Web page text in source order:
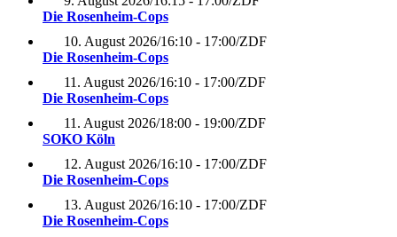
Die Rosenheim-Cops
10. August 2026/16:10 - 17:00/ZDF
Die Rosenheim-Cops
11. August 2026/16:10 - 17:00/ZDF
Die Rosenheim-Cops
11. August 2026/18:00 - 19:00/ZDF
SOKO Köln
12. August 2026/16:10 - 17:00/ZDF
Die Rosenheim-Cops
13. August 2026/16:10 - 17:00/ZDF
Die Rosenheim-Cops